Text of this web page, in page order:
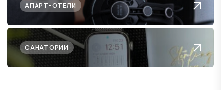
АПАРТ-ОТЕЛИ
САНАТОРИИ